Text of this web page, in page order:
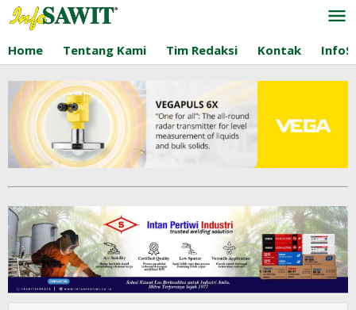
Lewati
ke
konten
Home Tentang Kami Tim Redaksi Kontak